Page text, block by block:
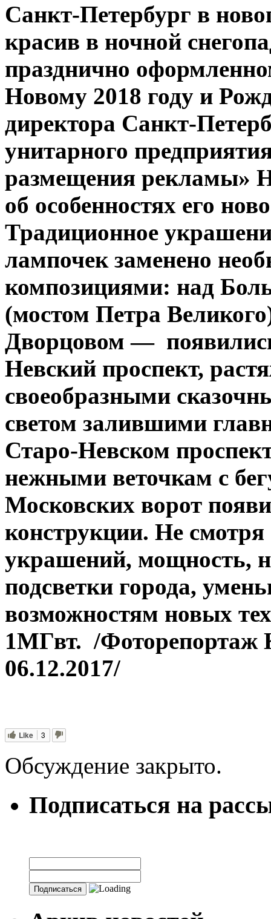
Санкт-Петербург в
красив в ночной
празднично
Новому 2018 году и
директора Санкт-
унитарного
размещения рекламы»
об особенностях его
Традиционное
лампочек заменено
композициями: над
(мостом Петра
Дворцовом —
Невский проспект,
своеобразными
светом залившими
Старо-Невском
нежными веточкам с
Московских ворот
конструкции. Не
украшений, мощность,
подсветки города,
возможностям новых
1МГвт. /
06.12.2017/
Like 3
Обсуждение закрыто.
Подписаться на